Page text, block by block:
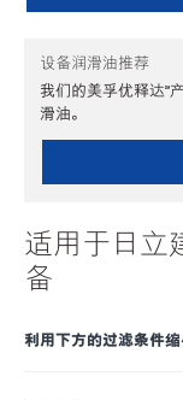
设备润滑油推荐
我们的美孚优释达℠
滑油。
适用于日立
备
利用下方的过滤条件缩